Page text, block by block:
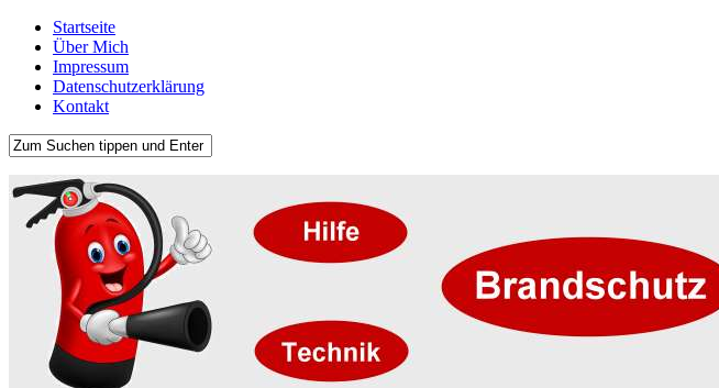
Startseite
Über Mich
Impressum
Datenschutzerklärung
Kontakt